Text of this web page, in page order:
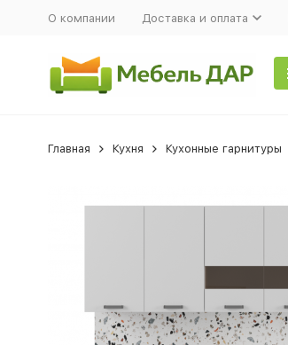
О компании Доставка и оплата
Главная Кухня Кухонные гарнитуры